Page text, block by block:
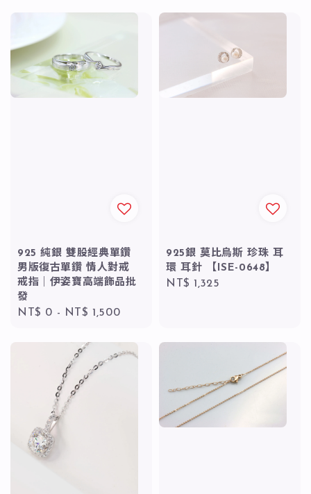
925 純銀 雙股經典單鑽
男版復古單鑽 情人對戒
戒指｜伊姿寶高端飾品批
發
Regular
NT$ 0 - NT$ 1,500
925銀 莫比烏斯 珍珠 耳
環 耳針 【ISE-0648】
Regular
NT$ 1,325